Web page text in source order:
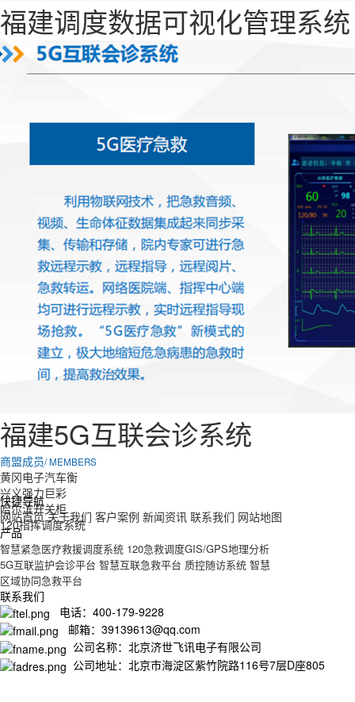
福建调度数据可视化管理系统
福建5G互联会诊系统
商盟成员/ MEMBERS
黄冈电子汽车衡
兴义强力巨彩
哈尔滨开关柜
120指挥调度系统
快捷导航
网站首页 关于我们 客户案例 新闻资讯 联系我们 网站地图
产品
智慧紧急医疗救援调度系统 120急救调度GIS/GPS地理分析
5G互联监护会诊平台 智慧互联急救平台 质控随访系统 智慧
区域协同急救平台
联系我们
电话：400-179-9228
邮箱：39139613@qq.com
公司名称：北京济世飞讯电子有限公司
公司地址：北京市海淀区紫竹院路116号7层D座805